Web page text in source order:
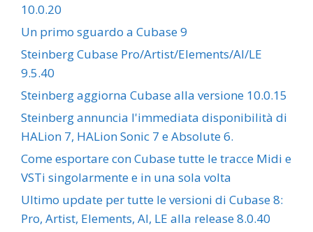
10.0.20
Un primo sguardo a Cubase 9
Steinberg Cubase Pro/Artist/Elements/AI/LE
9.5.40
Steinberg aggiorna Cubase alla versione 10.0.15
Steinberg annuncia l'immediata disponibilità di
HALion 7, HALion Sonic 7 e Absolute 6.
Come esportare con Cubase tutte le tracce Midi e
VSTi singolarmente e in una sola volta
Ultimo update per tutte le versioni di Cubase 8:
Pro, Artist, Elements, AI, LE alla release 8.0.40